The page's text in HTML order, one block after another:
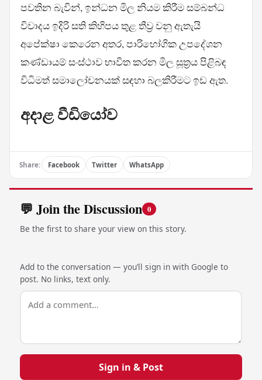
පවතින බැවින්, ඉන්ධන මිල නියම කිරීම සම්බන්ධ
විවාදය ඉදිරි සති කිහිපය තුළ තීව්‍ර වනු ඇතැයි
අපේක්ෂා කෙරෙන අතර, පාරිභෝගික උපදේශන
කණ්ඩායම් සංස්ථාව භාවිත කරන මිල සූත්‍රය පිළිබඳ
විධිමත් සමාලෝචනයක් සඳහා බලකිරීමට ඉඩ ඇත.
අදාළ වීඩියෝව
Share: Facebook Twitter WhatsApp
💬 Join the Discussion 0
Be the first to share your view on this story.
Add to the conversation — you’ll sign in with Google to
post. No links, text only.
Sign in & Post